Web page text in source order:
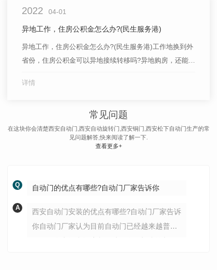
2022 04-01
异地工作，住房公积金怎么办?(民生服务港)
异地工作，住房公积金怎么办?(民生服务港)工作地换到外
省份，住房公积金可以异地接续转移吗?异地购房，还能提
建设部相关负责人介绍，目前已经有8项住房公积金服务事
公积金、提前还清公积金贷款等。以购房提取公积金为
例，何先生...
详情
常见问题
在这块你会清楚西安自动门,西安自动旋转门,西安铜门,西安松下自动门生产的常
见问题解答,快来阅读了解一下.
查看更多+
Q 自动门的优点有哪些?自动门厂家告诉你
A
西安自动门安装的优点有哪些?自动门厂家告诉
你自动门厂家认为目前自动门已经越来越普